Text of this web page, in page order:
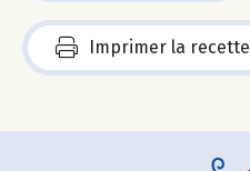
Imprimer la recette